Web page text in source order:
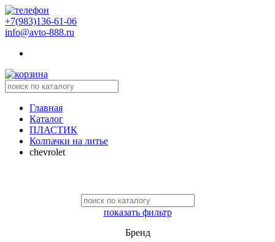
+7(983)136-61-06
info@avto-888.ru
Главная
Каталог
ПЛАСТИК
Колпачки на литье
chevrolet
показать фильтр
Бренд